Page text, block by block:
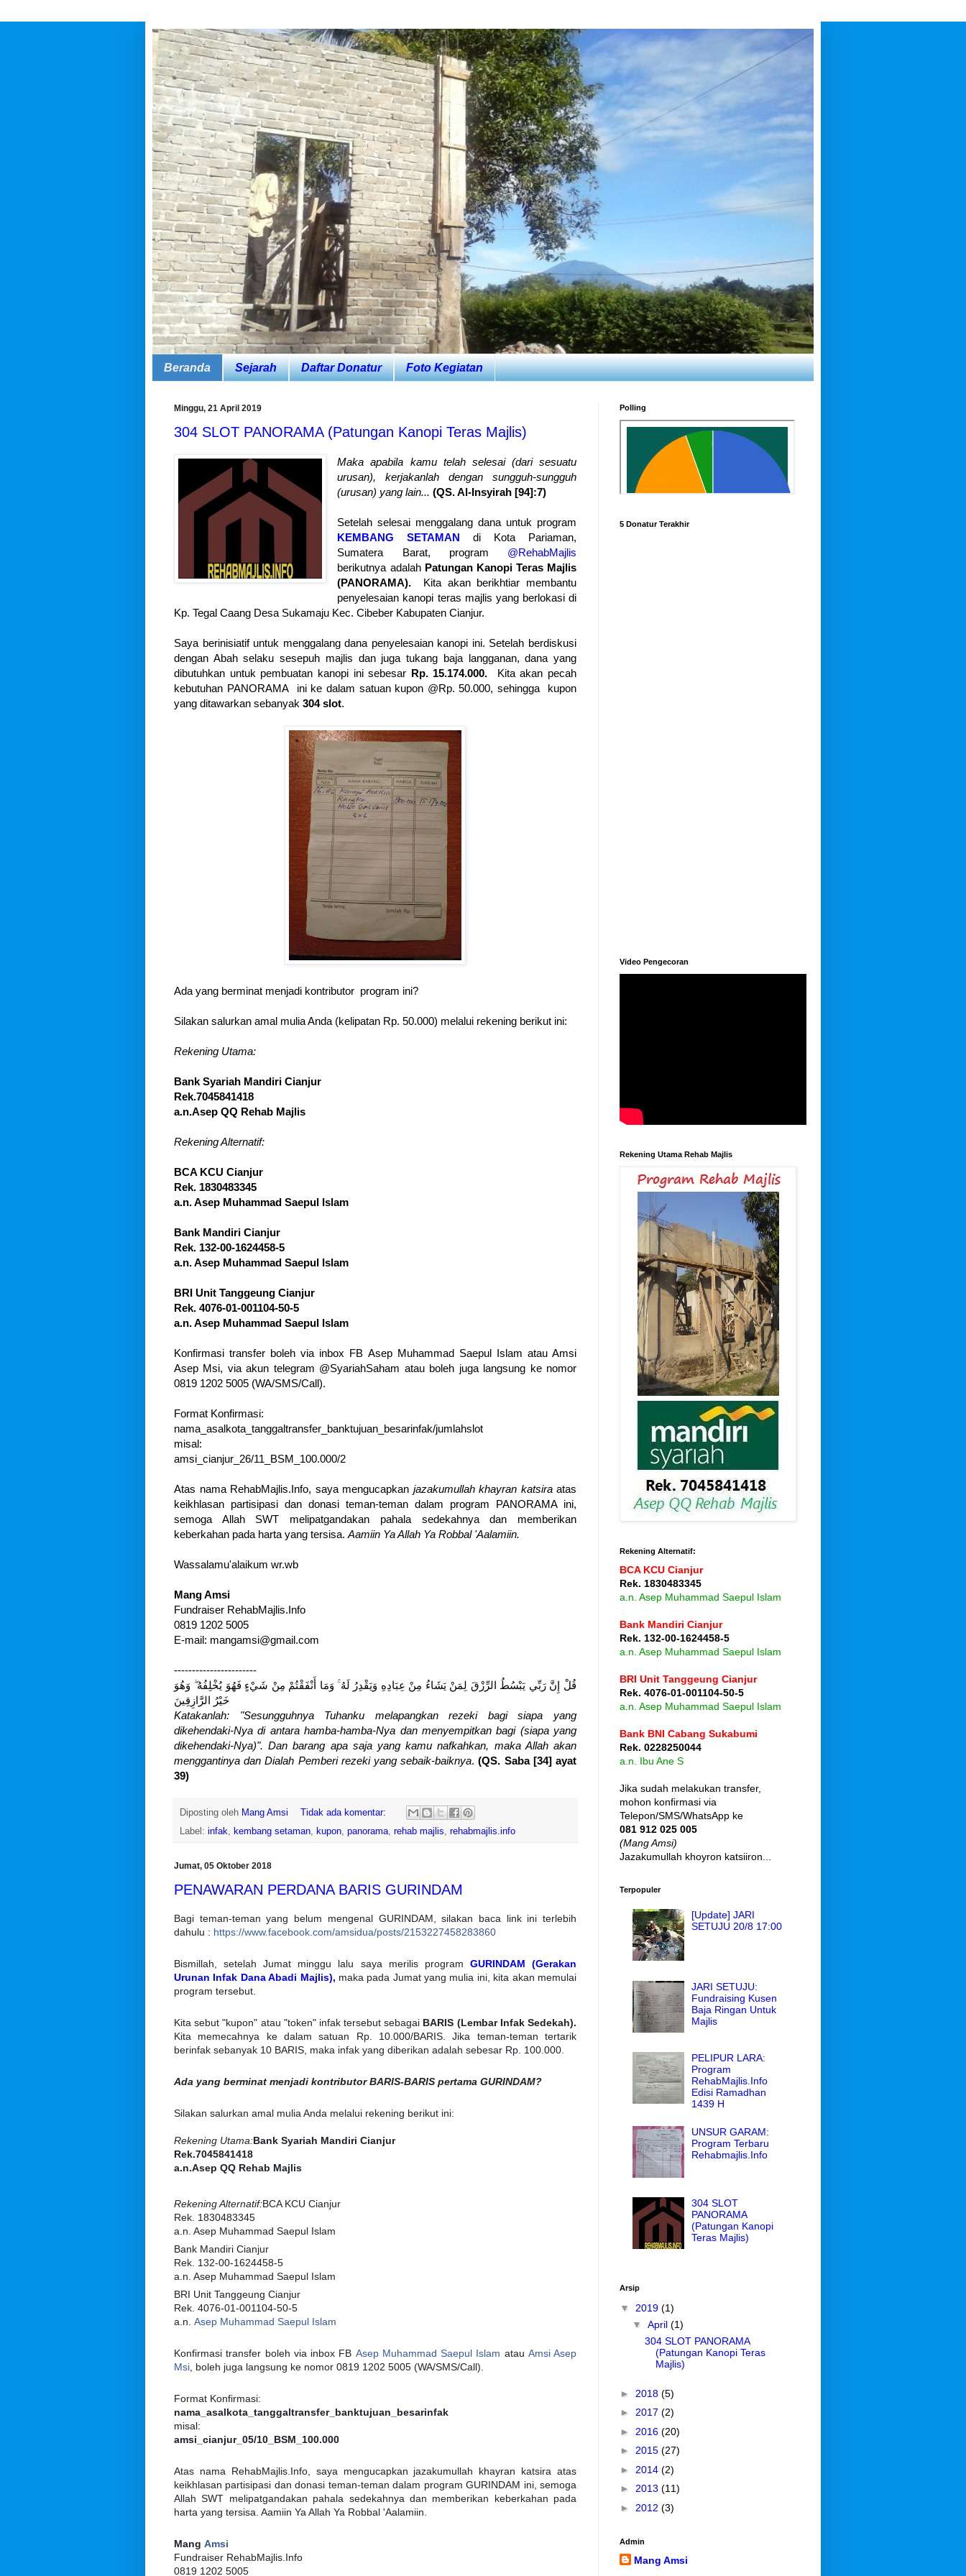
Beranda Sejarah Daftar Donatur Foto Kegiatan
Minggu, 21 April 2019
304 SLOT PANORAMA (Patungan Kanopi Teras Majlis)
Maka apabila kamu telah selesai (dari sesuatu
urusan), kerjakanlah dengan sungguh-sungguh
(urusan) yang lain...(QS. Al-Insyirah [94]:7)
Setelah selesai menggalang dana untuk program
KEMBANG SETAMAN
di Kota Pariaman,
Sumatera Barat, program @RehabMajlis
berikutnya adalah Patungan Kanopi Teras Majlis
(PANORAMA).
Kita akan berikhtiar membantu
penyelesaian kanopi teras majlis yang berlokasi di
Kp. Tegal Caang Desa Sukamaju Kec. Cibeber Kabupaten Cianjur.
Saya berinisiatif untuk menggalang dana penyelesaian kanopi ini. Setelah berdiskusi
dengan Abah selaku sesepuh majlis dan juga tukang baja langganan, dana yang
dibutuhkan untuk pembuatan kanopi ini sebesar Rp. 15.174.000. Kita akan pecah
kebutuhan PANORAMA ini ke dalam satuan kupon @Rp. 50.000, sehingga kupon
yang ditawarkan sebanyak 304 slot.
Ada yang berminat menjadi kontributor program ini?
Silakan salurkan amal mulia Anda (kelipatan Rp. 50.000) melalui rekening berikut ini:
Rekening Utama:
Bank Syariah Mandiri Cianjur
Rek.7045841418
a.n.Asep QQ Rehab Majlis
Rekening Alternatif:
BCA KCU Cianjur
Rek. 1830483345
a.n. Asep Muhammad Saepul Islam
Bank Mandiri Cianjur
Rek. 132-00-1624458-5
a.n. Asep Muhammad Saepul Islam
BRI Unit Tanggeung Cianjur
Rek. 4076-01-001104-50-5
a.n. Asep Muhammad Saepul Islam
Konfirmasi transfer boleh via inbox FB Asep Muhammad Saepul Islam atau Amsi
Asep Msi, via akun telegram @SyariahSaham atau boleh juga langsung ke nomor
0819 1202 5005 (WA/SMS/Call).
Format Konfirmasi:
nama_asalkota_tanggaltransfer_banktujuan_besarinfak/jumlahslot
misal:
amsi_cianjur_26/11_BSM_100.000/2
Atas nama RehabMajlis.Info, saya mengucapkan jazakumullah khayran katsira atas
keikhlasan partisipasi dan donasi teman-teman dalam program PANORAMA ini,
semoga Allah SWT melipatgandakan pahala sedekahnya dan memberikan
keberkahan pada harta yang tersisa. Aamiin Ya Allah Ya Robbal 'Aalamiin.
Wassalamu'alaikum wr.wb
Mang Amsi
Fundraiser RehabMajlis.Info
0819 1202 5005
E-mail: mangamsi@gmail.com
-----------------------
قُلْ إِنَّ رَبِّي يَبْسُطُ الرِّزْقَ لِمَنْ يَشَاءُ مِنْ عِبَادِهِ وَيَقْدِرُ لَهُ ۚ وَمَا أَنْفَقْتُمْ مِنْ شَيْءٍ فَهُوَ يُخْلِفُهُ ۖ وَهُوَ
خَيْرُ الرَّازِقِينَ
Katakanlah: "Sesungguhnya Tuhanku melapangkan rezeki bagi siapa yang
dikehendaki-Nya di antara hamba-hamba-Nya dan menyempitkan bagi (siapa yang
dikehendaki-Nya)". Dan barang apa saja yang kamu nafkahkan, maka Allah akan
menggantinya dan Dialah Pemberi rezeki yang sebaik-baiknya.(QS. Saba [34] ayat
39)
Diposting oleh Mang Amsi
Tidak ada komentar:
Label: infak, kembang setaman, kupon, panorama, rehab majlis, rehabmajlis.info
Jumat, 05 Oktober 2018
PENAWARAN PERDANA BARIS GURINDAM
Bagi teman-teman yang belum mengenal GURINDAM, silakan baca link ini terlebih
dahulu : https://www.facebook.com/amsidua/posts/2153227458283860
Bismillah, setelah Jumat minggu lalu saya merilis program GURINDAM (Gerakan
Urunan Infak Dana Abadi Majlis), maka pada Jumat yang mulia ini, kita akan memulai
program tersebut.
Kita sebut "kupon" atau "token" infak tersebut sebagai BARIS (Lembar Infak Sedekah).
Kita memecahnya ke dalam satuan Rp. 10.000/BARIS. Jika teman-teman tertarik
berinfak sebanyak 10 BARIS, maka infak yang diberikan adalah sebesar Rp. 100.000.
Ada yang berminat menjadi kontributor BARIS-BARIS pertama GURINDAM?
Silakan salurkan amal mulia Anda melalui rekening berikut ini:
Rekening Utama:Bank Syariah Mandiri Cianjur
Rek.7045841418
a.n.Asep QQ Rehab Majlis
Rekening Alternatif:BCA KCU Cianjur
Rek. 1830483345
a.n. Asep Muhammad Saepul Islam
Bank Mandiri Cianjur
Rek. 132-00-1624458-5
a.n. Asep Muhammad Saepul Islam
BRI Unit Tanggeung Cianjur
Rek. 4076-01-001104-50-5
a.n. Asep Muhammad Saepul Islam
Konfirmasi transfer boleh via inbox FB Asep Muhammad Saepul Islam atau Amsi Asep
Msi, boleh juga langsung ke nomor 0819 1202 5005 (WA/SMS/Call).
Format Konfirmasi:
nama_asalkota_tanggaltransfer_banktujuan_besarinfak
misal:
amsi_cianjur_05/10_BSM_100.000
Atas nama RehabMajlis.Info, saya mengucapkan jazakumullah khayran katsira atas
keikhlasan partisipasi dan donasi teman-teman dalam program GURINDAM ini, semoga
Allah SWT melipatgandakan pahala sedekahnya dan memberikan keberkahan pada
harta yang tersisa. Aamiin Ya Allah Ya Robbal 'Aalamiin.
Mang Amsi
Fundraiser RehabMajlis.Info
0819 1202 5005
Polling
5 Donatur Terakhir
- Hamba Allah, Cianjur (02-02-
2018), Rp. 4.800.000
Rp. 480.000
Video Pengecoran
Rekening Utama Rehab Majlis
Rekening Alternatif:
BCA KCU Cianjur
Rek. 1830483345
a.n. Asep Muhammad Saepul Islam
Bank Mandiri Cianjur
Rek. 132-00-1624458-5
a.n. Asep Muhammad Saepul Islam
BRI Unit Tanggeung Cianjur
Rek. 4076-01-001104-50-5
a.n. Asep Muhammad Saepul Islam
Bank BNI Cabang Sukabumi
Rek. 0228250044
a.n. Ibu Ane S
Jika sudah melakukan transfer,
mohon konfirmasi via
Telepon/SMS/WhatsApp ke
081 912 025 005
(Mang Amsi)
Jazakumullah khoyron katsiiron...
Terpopuler
[Update] JARI
SETUJU 20/8 17:00
JARI SETUJU:
Fundraising Kusen
Baja Ringan Untuk
Majlis
PELIPUR LARA:
Program
RehabMajlis.Info
Edisi Ramadhan
1439 H
UNSUR GARAM:
Program Terbaru
Rehabmajlis.Info
304 SLOT
PANORAMA
(Patungan Kanopi
Teras Majlis)
Arsip
▼ 2019 (1)
▼ April (1)
304 SLOT PANORAMA
(Patungan Kanopi Teras
Majlis)
► 2018 (5)
► 2017 (2)
► 2016 (20)
► 2015 (27)
► 2014 (2)
► 2013 (11)
► 2012 (3)
Admin
Mang Amsi